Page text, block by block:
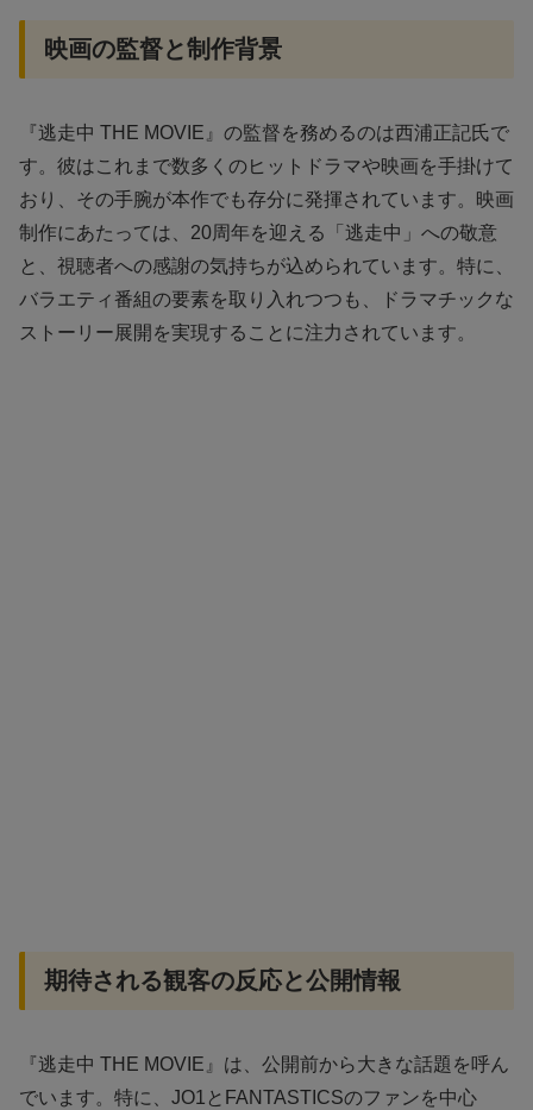
映画の監督と制作背景
『逃走中 THE MOVIE』の監督を務めるのは西浦正記氏で
す。彼はこれまで数多くのヒットドラマや映画を手掛けて
おり、その手腕が本作でも存分に発揮されています。映画
制作にあたっては、20周年を迎える「逃走中」への敬意
と、視聴者への感謝の気持ちが込められています。特に、
バラエティ番組の要素を取り入れつつも、ドラマチックな
ストーリー展開を実現することに注力されています。
期待される観客の反応と公開情報
『逃走中 THE MOVIE』は、公開前から大きな話題を呼ん
でいます。特に、JO1とFANTASTICSのファンを中心